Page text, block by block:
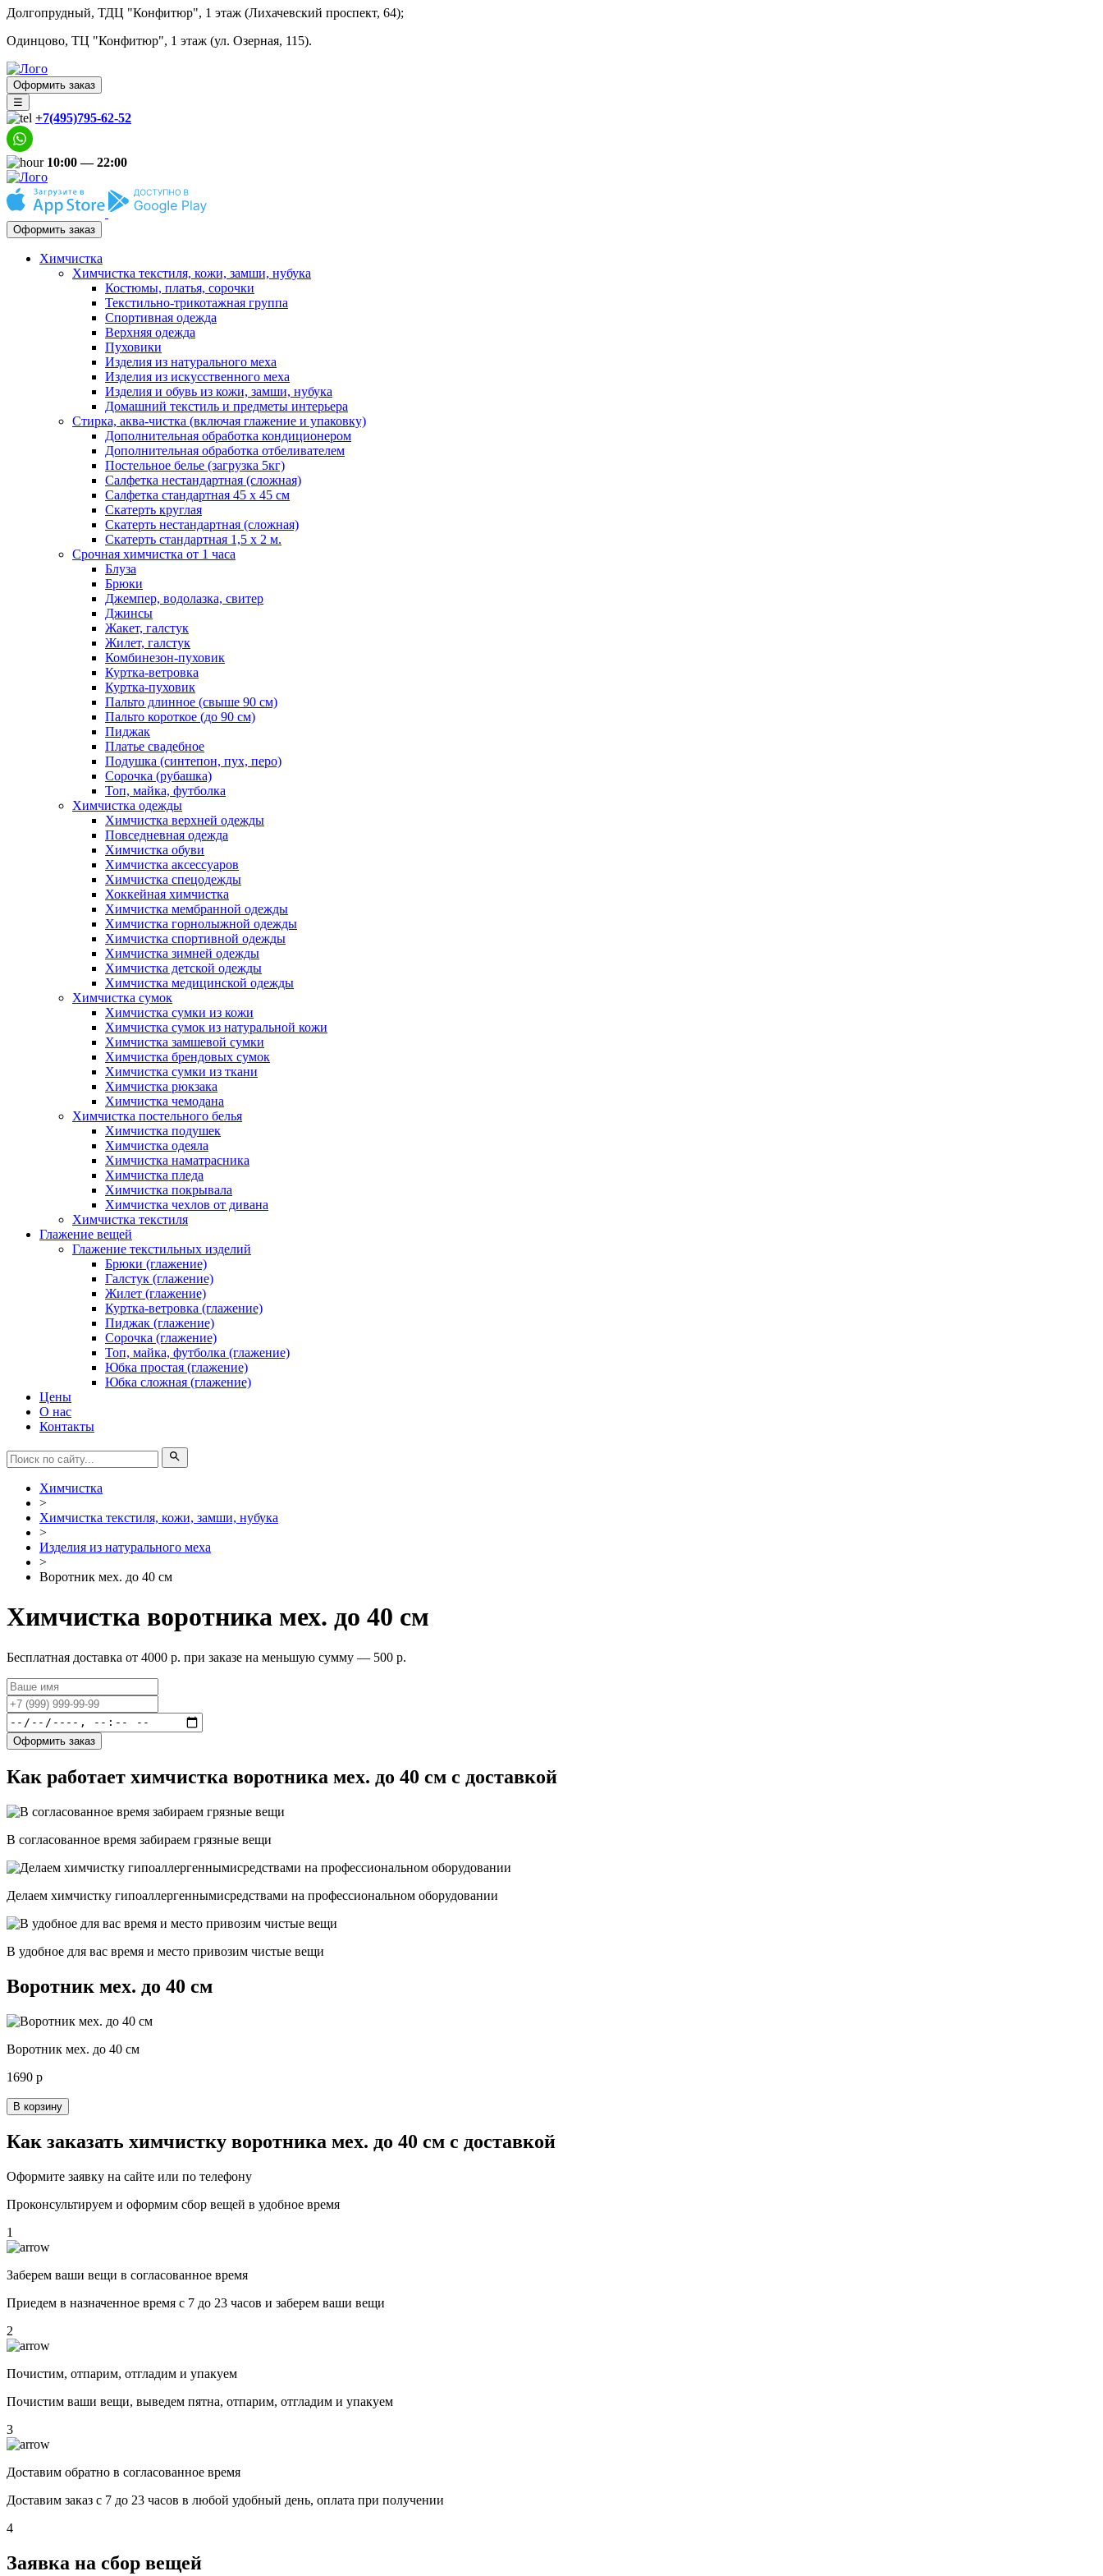
Долгопрудный, ТДЦ "Конфитюр", 1 этаж (Лихачевский проспект, 64);
Одинцово, ТЦ "Конфитюр", 1 этаж (ул. Озерная, 115).
Оформить заказ
☰
+7(495)795-62-52
10:00 — 22:00
Оформить заказ
Химчистка
Химчистка текстиля, кожи, замши, нубука
Костюмы, платья, сорочки
Текстильно-трикотажная группа
Спортивная одежда
Верхняя одежда
Пуховики
Изделия из натурального меха
Изделия из искусственного меха
Изделия и обувь из кожи, замши, нубука
Домашний текстиль и предметы интерьера
Стирка, аква-чистка (включая глажение и упаковку)
Дополнительная обработка кондиционером
Дополнительная обработка отбеливателем
Постельное белье (загрузка 5кг)
Салфетка нестандартная (сложная)
Салфетка стандартная 45 х 45 см
Скатерть круглая
Скатерть нестандартная (сложная)
Скатерть стандартная 1,5 х 2 м.
Срочная химчистка от 1 часа
Блуза
Брюки
Джемпер, водолазка, свитер
Джинсы
Жакет, галстук
Жилет, галстук
Комбинезон-пуховик
Куртка-ветровка
Куртка-пуховик
Пальто длинное (свыше 90 см)
Пальто короткое (до 90 см)
Пиджак
Платье свадебное
Подушка (синтепон, пух, перо)
Сорочка (рубашка)
Топ, майка, футболка
Химчистка одежды
Химчистка верхней одежды
Повседневная одежда
Химчистка обуви
Химчистка аксессуаров
Химчистка спецодежды
Хоккейная химчистка
Химчистка мембранной одежды
Химчистка горнолыжной одежды
Химчистка спортивной одежды
Химчистка зимней одежды
Химчистка детской одежды
Химчистка медицинской одежды
Химчистка сумок
Химчистка сумки из кожи
Химчистка сумок из натуральной кожи
Химчистка замшевой сумки
Химчистка брендовых сумок
Химчистка сумки из ткани
Химчистка рюкзака
Химчистка чемодана
Химчистка постельного белья
Химчистка подушек
Химчистка одеяла
Химчистка наматрасника
Химчистка пледа
Химчистка покрывала
Химчистка чехлов от дивана
Химчистка текстиля
Глажение вещей
Глажение текстильных изделий
Брюки (глажение)
Галстук (глажение)
Жилет (глажение)
Куртка-ветровка (глажение)
Пиджак (глажение)
Сорочка (глажение)
Топ, майка, футболка (глажение)
Юбка простая (глажение)
Юбка сложная (глажение)
Цены
О нас
Контакты
Химчистка
>
Химчистка текстиля, кожи, замши, нубука
>
Изделия из натурального меха
>
Воротник мех. до 40 см
Химчистка воротника мех. до 40 см
Бесплатная доставка от 4000 р. при заказе на меньшую сумму — 500 р.
Оформить заказ
Как работает химчистка воротника мех. до 40 см с доставкой
В согласованное время забираем грязные вещи
Делаем химчистку гипоаллергеннымисредствами на профессиональном оборудовании
В удобное для вас время и место привозим чистые вещи
Воротник мех. до 40 см
Воротник мех. до 40 см
1690 р
В корзину
Как заказать химчистку воротника мех. до 40 см с доставкой
Оформите заявку на сайте или по телефону
Проконсультируем и оформим сбор вещей в удобное время
1
Заберем ваши вещи в согласованное время
Приедем в назначенное время с 7 до 23 часов и заберем ваши вещи
2
Почистим, отпарим, отгладим и упакуем
Почистим ваши вещи, выведем пятна, отпарим, отгладим и упакуем
3
Доставим обратно в согласованное время
Доставим заказ с 7 до 23 часов в любой удобный день, оплата при получении
4
Заявка на сбор вещей